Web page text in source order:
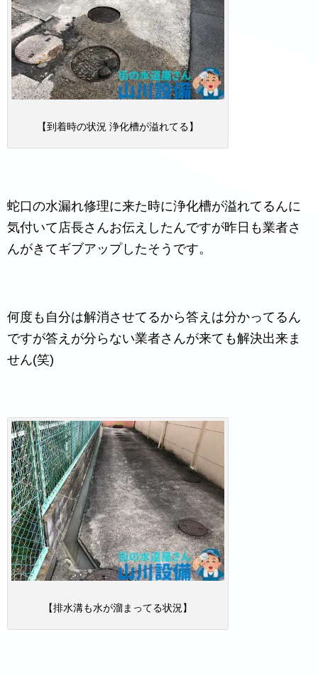
【到着時の状況 浄化槽が溢れてる】
蛇口の水漏れ修理に来た時に浄化槽が溢れてるんに
気付いて店長さんお伝えしたんですが昨日も業者さ
んがきてギブアップしたそうです。
何度も自分は解消させてるから答えは分かってるん
ですが答えが分らない業者さんが来ても解決出来ま
せん(笑)
【排水溝も水が溜まってる状況】